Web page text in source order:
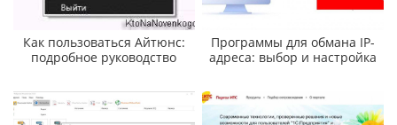
Как пользоваться Айтюнс:
подробное руководство
Программы для обмана IP-
адреса: выбор и настройка